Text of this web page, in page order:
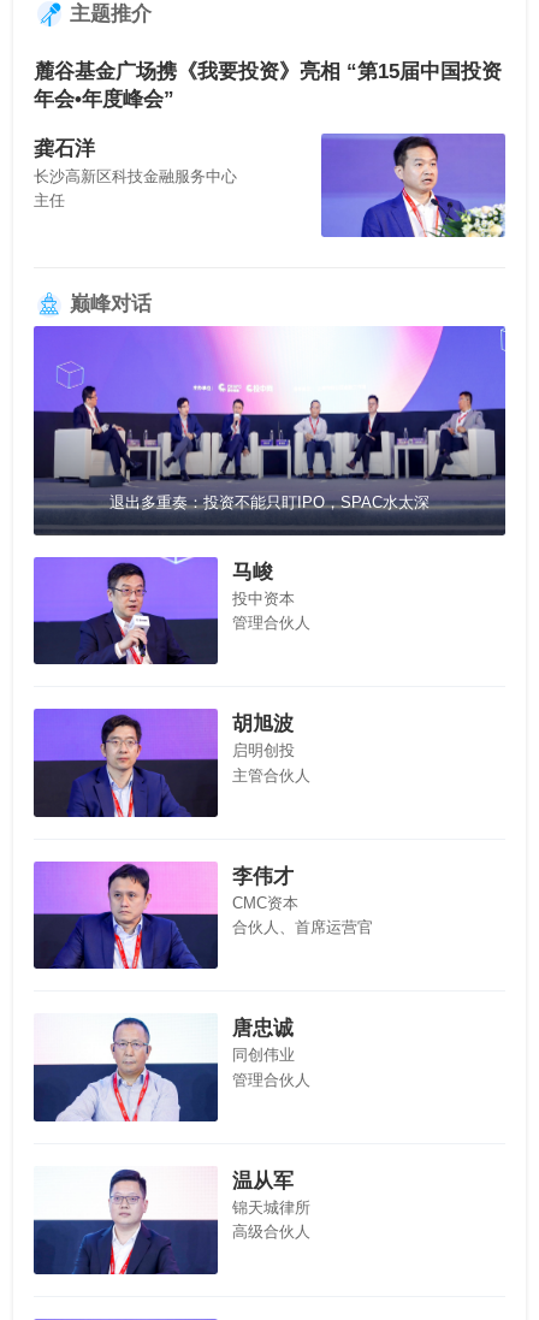
主题推介
麓谷基金广场携《我要投资》亮相 “第15届中国投资
年会•年度峰会”
龚石洋
长沙高新区科技金融服务中心
主任
巅峰对话
退出多重奏：投资不能只盯IPO，SPAC水太深
马峻
投中资本
管理合伙人
胡旭波
启明创投
主管合伙人
李伟才
CMC资本
合伙人、首席运营官
唐忠诚
同创伟业
管理合伙人
温从军
锦天城律所
高级合伙人